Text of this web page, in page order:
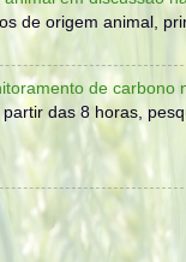
de origem animal,
de carbono
das 8 horas,